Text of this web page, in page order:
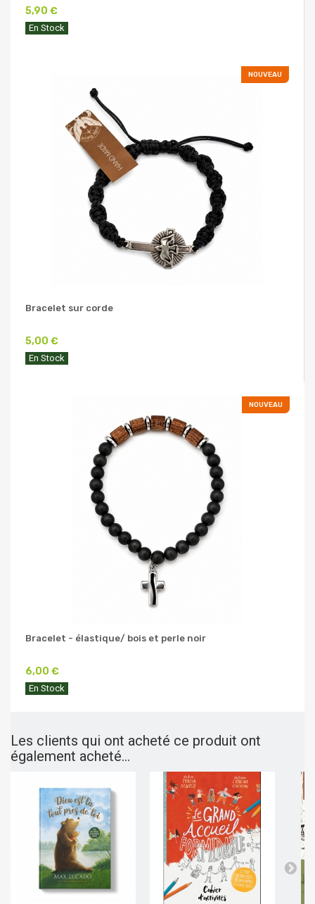
5,90 €
En Stock
NOUVEAU
Bracelet sur corde
5,00 €
En Stock
NOUVEAU
Bracelet - élastique/ bois et perle noir
6,00 €
En Stock
Les clients qui ont acheté ce produit ont
également acheté...